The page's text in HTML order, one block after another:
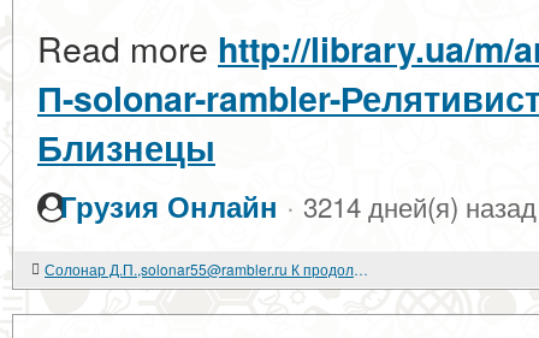
Read more http://library.ua/m/
П-solonar-rambler-
Близнецы
Грузия Онлайн · 3214 дней(я) назад
Солонар Д.П.,solonar55@rambler.ru К продолжительности физических процессов в инерциальных системах